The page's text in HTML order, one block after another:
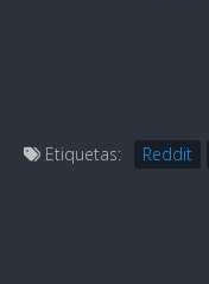
Etiquetas: Reddit